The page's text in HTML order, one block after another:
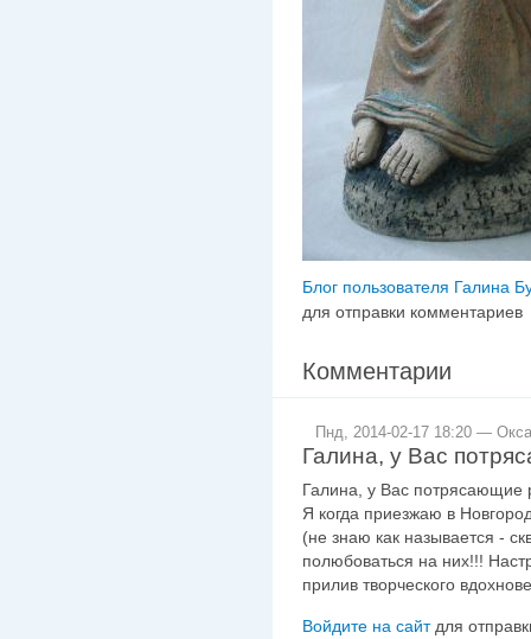
Блог пользователя Галина
для отправки комментариев
Комментарии
Пнд, 2014-02-17 18:20 —
Галина, у Вас
Галина, у Вас
Я когда приезжаю в
(не знаю как называется -
полюбоваться на них!!!
прилив творческого
Войдите на сайтдля